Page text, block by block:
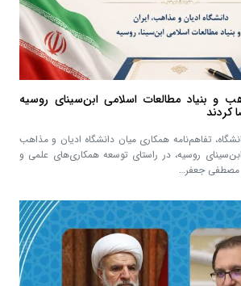
و بنیاد مطالعات اسلامی ابن‌سینای روسیه
کردند
تفاهم‌نامه همکاری میان دانشگاه ادیان و مذاهب
روسیه، در راستای توسعه همکاری‌های علمی و
مصطفی جعفر…